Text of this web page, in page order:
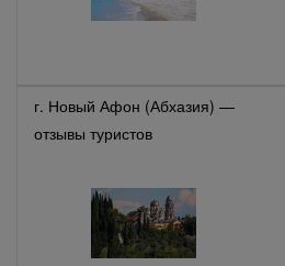
г. Новый Афон (Абхазия) —
отзывы туристов